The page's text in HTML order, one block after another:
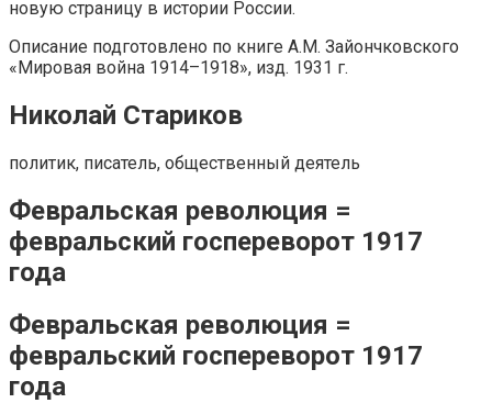
новую страницу в истории России.
Описание подготовлено по книге А.М. Зайончковского
«Мировая война 1914–1918», изд. 1931 г.
Николай Стариков
политик, писатель, общественный деятель
Февральская революция =
февральский госпереворот 1917
года
Февральская революция =
февральский госпереворот 1917
года